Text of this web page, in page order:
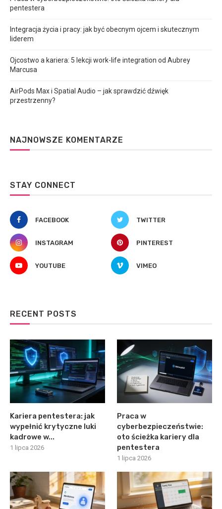
pentestera
Integracja życia i pracy: jak być obecnym ojcem i skutecznym
liderem
Ojcostwo a kariera: 5 lekcji work-life integration od Aubrey
Marcusa
AirPods Max i Spatial Audio – jak sprawdzić dźwięk
przestrzenny?
NAJNOWSZE KOMENTARZE
STAY CONNECT
FACEBOOK TWITTER
INSTAGRAM PINTEREST
YOUTUBE VIMEO
RECENT POSTS
Kariera pentestera: jak
wypełnić krytyczne luki
kadrowe w...
1 lipca 2026
Praca w
cyberbezpieczeństwie:
oto ścieżka kariery dla
pentestera
1 lipca 2026